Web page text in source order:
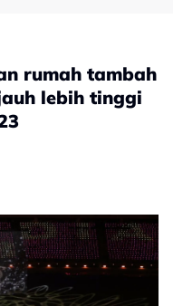
rumah tambah
lebih tinggi